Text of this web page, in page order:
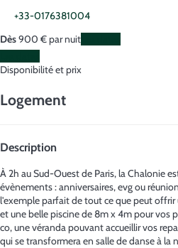
+33-0176381004
Dès900 €par nuit
Disponibilité et prix
Logement
Description
À 2h au Sud-Ouest de Paris, la Chalonie
évènements : anniversaires, evg ou
l'exemple parfait de tout ce que peut offrir
et une belle piscine de 8m x 4m pour vos
co, une véranda pouvant accueillir vos
qui se transformera en salle de danse à la